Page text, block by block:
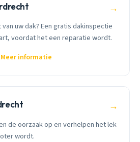
→
uw dak? Een gratis dakinspectie
voordat het een reparatie wordt.
Meer informatie
→
de oorzaak op en verhelpen het lek
wordt.